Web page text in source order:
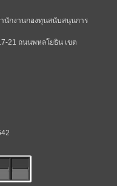
นักงานกองทุนสนับสนุนการ
21 ถนนพหลโยธิน เขต